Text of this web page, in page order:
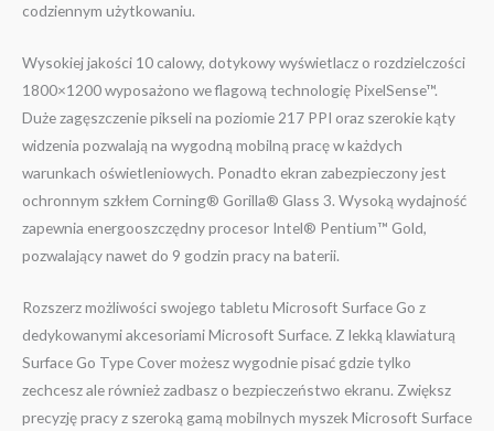
codziennym użytkowaniu.
Wysokiej jakości 10 calowy, dotykowy wyświetlacz o rozdzielczości
1800×1200 wyposażono we flagową technologię PixelSense™.
Duże zagęszczenie pikseli na poziomie 217 PPI oraz szerokie kąty
widzenia pozwalają na wygodną mobilną pracę w każdych
warunkach oświetleniowych. Ponadto ekran zabezpieczony jest
ochronnym szkłem Corning® Gorilla® Glass 3. Wysoką wydajność
zapewnia energooszczędny procesor Intel® Pentium™ Gold,
pozwalający nawet do 9 godzin pracy na baterii.
Rozszerz możliwości swojego tabletu Microsoft Surface Go z
dedykowanymi akcesoriami Microsoft Surface. Z lekką klawiaturą
Surface Go Type Cover możesz wygodnie pisać gdzie tylko
zechcesz ale również zadbasz o bezpieczeństwo ekranu. Zwiększ
precyzję pracy z szeroką gamą mobilnych myszek Microsoft Surface